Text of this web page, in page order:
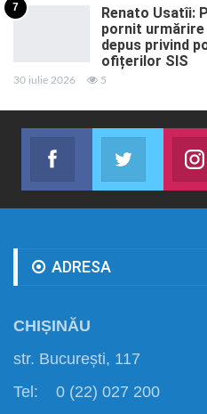
7
Renato Usatîi:
pornit urmărire
depus privind
ofițerilor SIS
30 iulie 2026 5
Facebook
Abonează-te
Twitter
Join us
ADRESA
CHIȘINĂU
str. București, 117
Tel: 0 (22) 027 200